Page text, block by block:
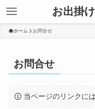
お出掛
ホーム お問合せ
お問合せ
当ページのリンクに